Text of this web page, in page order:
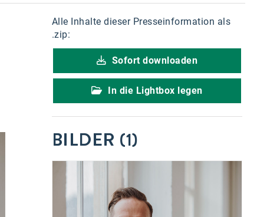
Alle Inhalte dieser Presseinformation als
.zip:
Sofort downloaden
In die Lightbox legen
BILDER (1)